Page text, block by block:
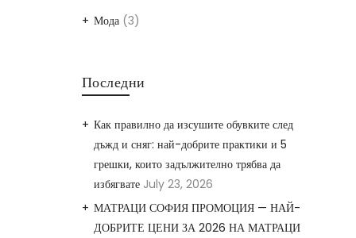
Мода(3)
Последни
Как правилно да изсушите обувките след
дъжд и сняг: най-добрите практики и 5
грешки, които задължително трябва да
избягвате July 23, 2026
МАТРАЦИ СОФИЯ ПРОМОЦИЯ — НАЙ-
ДОБРИТЕ ЦЕНИ ЗА 2026 НА МАТРАЦИ